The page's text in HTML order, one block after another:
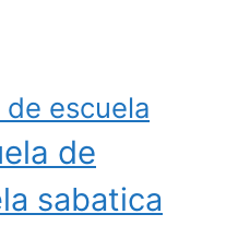
escuela
de
sabatica